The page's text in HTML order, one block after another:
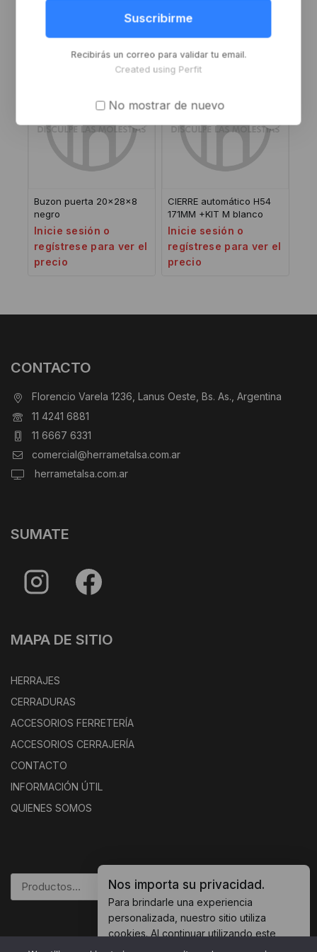
regístrese para ver el
precio
Inicie sesión o
regístrese para ver el
precio
Buzon puerta 20x28x8
negro
Inicie sesión o
regístrese para ver el
precio
CIERRE automático H54
171MM +KIT M blanco
Inicie sesión o
regístrese para ver el
precio
CONTACTO
Florencio Varela 1236, Lanus Oeste, Bs. As., Argentina
11 4241 6881
11 6667 6331
comercial@herrametalsa.com.ar
herrametalsa.com.ar
SUMATE
MAPA DE SITIO
HERRAJES
CERRADURAS
ACCESORIOS FERRETERÍA
ACCESORIOS CERRAJERÍA
CONTACTO
INFORMACIÓN ÚTIL
QUIENES SOMOS
BUSCAR
Suscribirme
Recibirás un correo para validar tu email.
Created using Perfit
No mostrar de nuevo
Nos importa su privacidad.
Para brindarle una experiencia
personalizada, nuestro sitio utiliza
cookies. Al continuar utilizando este
sitio, usted acepta nuestras
política de